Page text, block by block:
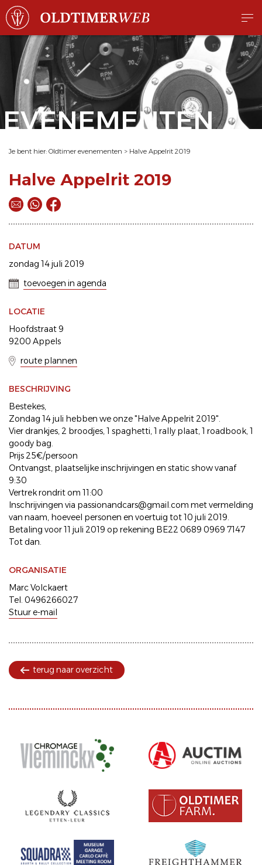
EVENEMENTEN
Je bent hier: Oldtimer evenementen > Halve Appelrit 2019
Halve Appelrit 2019
DATUM
zondag 14 juli 2019
toevoegen in agenda
LOCATIE
Hoofdstraat 9
9200 Appels
route plannen
BESCHRIJVING
Bestekes,
Zondag 14 juli hebben we onze "Halve Appelrit 2019".
Vier drankjes, 2 broodjes, 1 spaghetti, 1 rally plaat, 1 roadbook, 1
goody bag.
Prijs 25€/persoon
Ontvangst, plaatselijke inschrijvingen en static show vanaf
9:30
Vertrek rondrit om 11:00
Inschrijvingen via passionandcars@gmail.com met vermelding
van naam, hoeveel personen en voertuig tot 10 juli 2019.
Betaling voor 11 juli 2019 op rekening BE22 0689 0969 7147
Tot dan.
ORGANISATIE
Marc Volckaert
Tel. 0496266027
Stuur e-mail
terug naar overzicht